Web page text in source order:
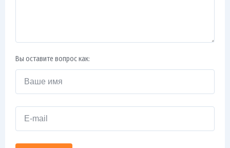
Вы оставите вопрос как: